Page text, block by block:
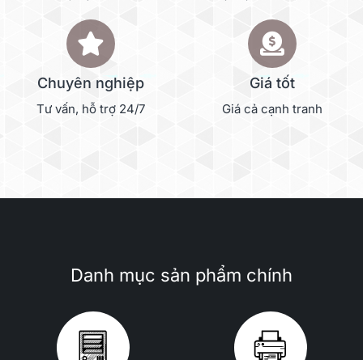
Chuyên nghiệp
Tư vấn, hỗ trợ 24/7
Giá tốt
Giá cả cạnh tranh
Danh mục sản phẩm chính